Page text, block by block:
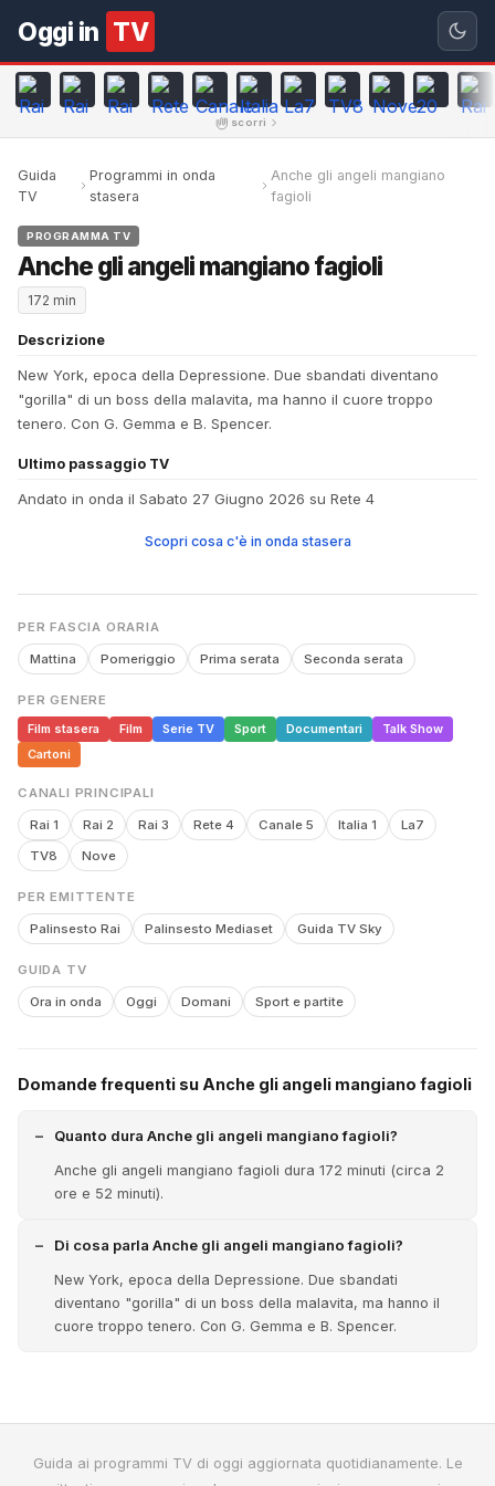
Oggi in TV
scorri
Guida
TV
Programmi in onda
stasera
Anche gli angeli mangiano
fagioli
PROGRAMMA TV
Anche gli angeli mangiano fagioli
172 min
Descrizione
New York, epoca della Depressione. Due sbandati diventano
"gorilla" di un boss della malavita, ma hanno il cuore troppo
tenero. Con G. Gemma e B. Spencer.
Ultimo passaggio TV
Andato in onda il Sabato 27 Giugno 2026 su Rete 4
Scopri cosa c'è in onda stasera
PER FASCIA ORARIA
Mattina Pomeriggio Prima serata Seconda serata
PER GENERE
Film stasera
Film Serie TV Sport Documentari
Talk Show
Cartoni
CANALI PRINCIPALI
Rai 1 Rai 2 Rai 3 Rete 4 Canale 5 Italia 1
La7
TV8
Nove
PER EMITTENTE
Palinsesto Rai Palinsesto Mediaset Guida TV Sky
GUIDA TV
Ora in onda Oggi Domani Sport e partite
Domande frequenti su Anche gli angeli mangiano fagioli
Quanto dura Anche gli angeli mangiano fagioli?
Anche gli angeli mangiano fagioli dura 172 minuti (circa 2
ore e 52 minuti).
Di cosa parla Anche gli angeli mangiano fagioli?
New York, epoca della Depressione. Due sbandati
diventano "gorilla" di un boss della malavita, ma hanno il
cuore troppo tenero. Con G. Gemma e B. Spencer.
Guida ai programmi TV di oggi aggiornata quotidianamente. Le